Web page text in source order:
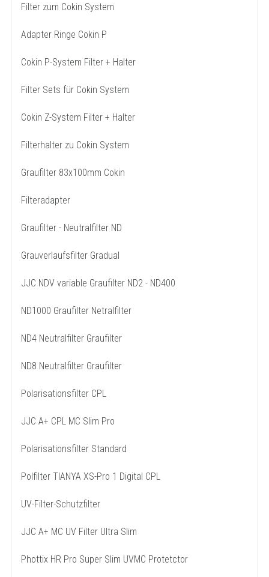
Filter zum Cokin System
Adapter Ringe Cokin P
Cokin P-System Filter + Halter
Filter Sets für Cokin System
Cokin Z-System Filter + Halter
Filterhalter zu Cokin System
Graufilter 83x100mm Cokin
Filteradapter
Graufilter - Neutralfilter ND
Grauverlaufsfilter Gradual
JJC NDV variable Graufilter ND2 - ND400
ND1000 Graufilter Netralfilter
ND4 Neutralfilter Graufilter
ND8 Neutralfilter Graufilter
Polarisationsfilter CPL
JJC A+ CPL MC Slim Pro
Polarisationsfilter Standard
Polfilter TIANYA XS-Pro 1 Digital CPL
UV-Filter-Schutzfilter
JJC A+ MC UV Filter Ultra Slim
Phottix HR Pro Super Slim UVMC Protetctor